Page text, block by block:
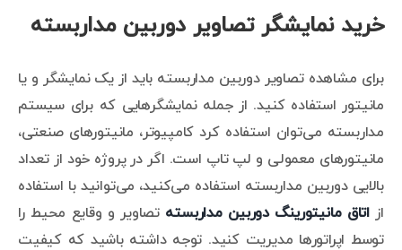
خرید نمایشگر تصاویر دوربین مداربسته
برای مشاهده تصاویر دوربین مداربسته باید از یک نمایشگر و یا
مانیتور استفاده کنید. از جمله نمایشگرهایی که برای سیستم
مداربسته می‌توان استفاده کرد کامپیوتر، مانیتورهای صنعتی،
مانیتورهای معمولی و لپ تاپ است. اگر در پروژه خود از تعداد
بالایی دوربین مداربسته استفاده می‌کنید، می‌توانید با استفاده
از اتاق مانیتورینگ دوربین مداربسته تصاویر و وقایع محیط را
توسط اپراتورها مدیریت کنید. توجه داشته باشید که کیفیت